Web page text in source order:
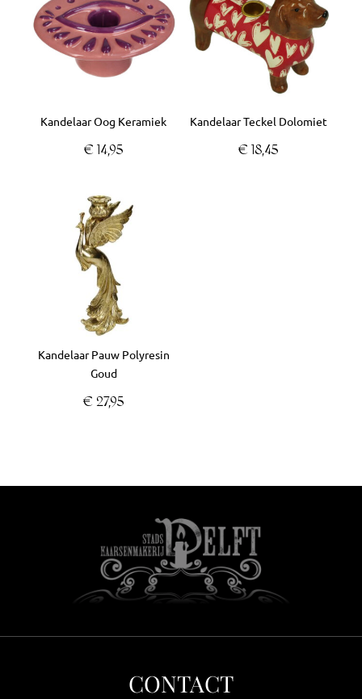
Kandelaar Oog Keramiek
€ 14,95
Kandelaar Teckel Dolomiet
€ 18,45
Kandelaar Pauw Polyresin
Goud
€ 27,95
CONTACT